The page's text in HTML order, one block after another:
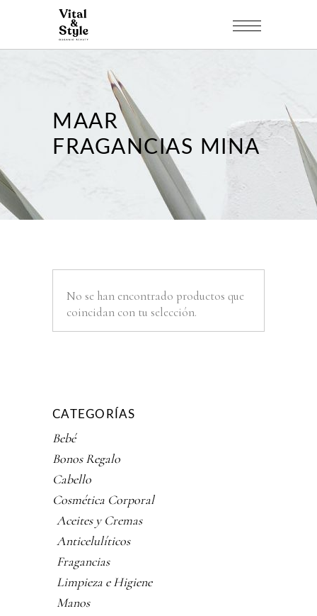
MAAR
FRAGANCIAS MINA
No se han encontrado productos que
coincidan con tu selección.
CATEGORÍAS
Bebé
Bonos Regalo
Cabello
Cosmética Corporal
Aceites y Cremas
Anticelulíticos
Fragancias
Limpieza e Higiene
Manos